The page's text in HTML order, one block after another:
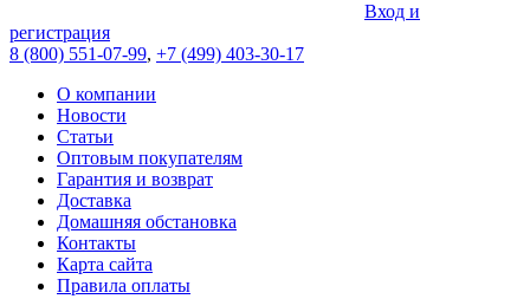
Вход и
регистрация
8 (800) 551-07-99, +7 (499) 403-30-17
О компании
Новости
Статьи
Оптовым покупателям
Гарантия и возврат
Доставка
Домашняя обстановка
Контакты
Карта сайта
Правила оплаты